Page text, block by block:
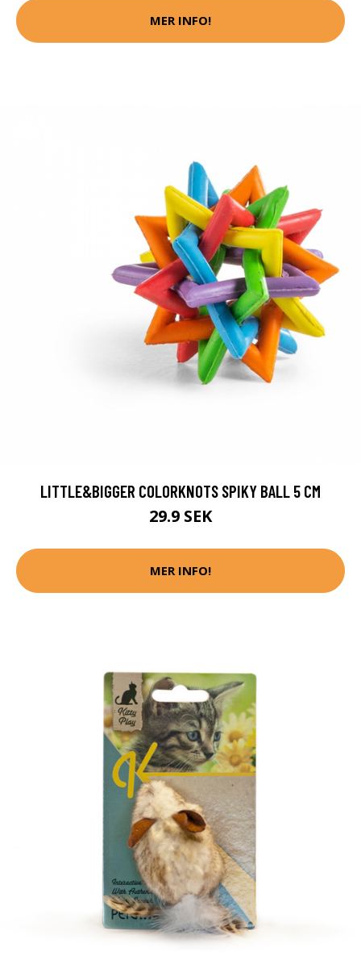
MER INFO!
LITTLE&BIGGER COLORKNOTS SPIKY BALL 5 CM
29.9 SEK
MER INFO!